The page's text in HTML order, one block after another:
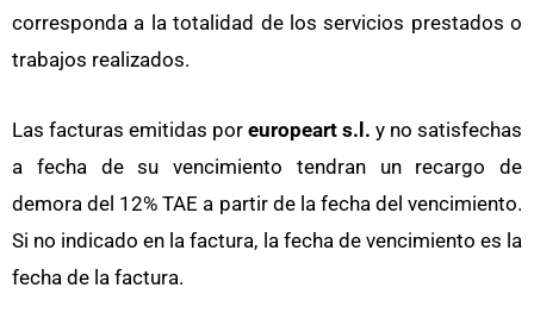
corresponda a la totalidad de los servicios prestados o
trabajos realizados.
Las facturas emitidas por europeart s.l. y no satisfechas
a fecha de su vencimiento tendran un recargo de
demora del 12% TAE a partir de la fecha del vencimiento.
Si no indicado en la factura, la fecha de vencimiento es la
fecha de la factura.